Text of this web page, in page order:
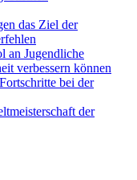
das Ziel der
an Jugendliche
verbessern können
bei der
der